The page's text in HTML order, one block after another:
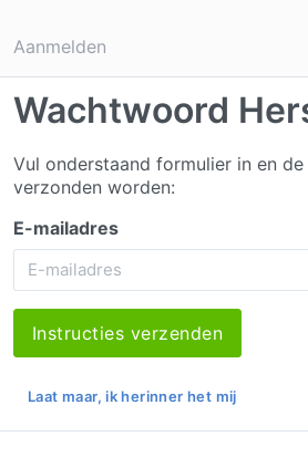
Aanmelden
Wachtwoord
Vul onderstaand formulier in en
verzonden worden:
E-mailadres
Laat maar, ik herinner het mij